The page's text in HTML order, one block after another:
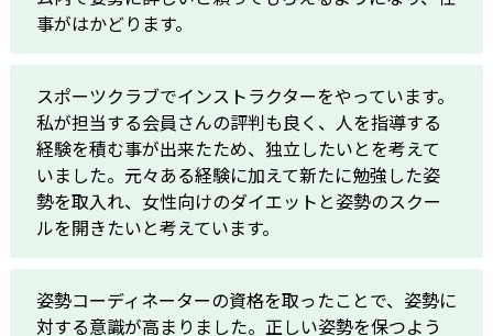
事がはかどります。
スポーツクラブでインストラクターをやっています。
私が担当する会員さんの評判も良く、人を指導する
経験を積む事が出来たため、独立したいとを考えて
いました。元々ある経験に加えて新たに勉強した姿
勢を取入れ、女性向けのダイエットと姿勢のスクー
ルを開きたいと考えています。
姿勢コーディネーターの資格を取ったことで、姿勢に
対する意識が高まりました。正しい姿勢を保つよう